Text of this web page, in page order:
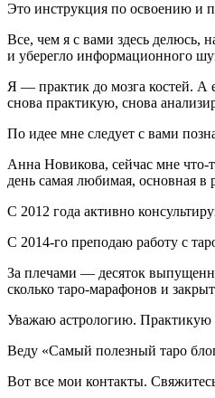
Это инструкция по освоению и
Все, чем я с вами здесь делюсь,
и уберегло информационного
Я — практик до мозга костей. А
снова практикую, снова
По идее мне следует с вами
Анна Новикова, сейчас мне что-
день самая любимая, основная в
С 2012 года активно
С 2014-го преподаю работу с
За плечами — десяток
сколько таро-марафонов и
Уважаю астрологию.
Веду «Самый полезный таро
Вот все мои контакты.